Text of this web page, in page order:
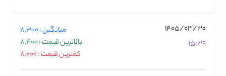
1405/03/30
15:39
میانگین : 8,300
بالاترین قیمت : 8,400
کمترین قیمت : 8,200